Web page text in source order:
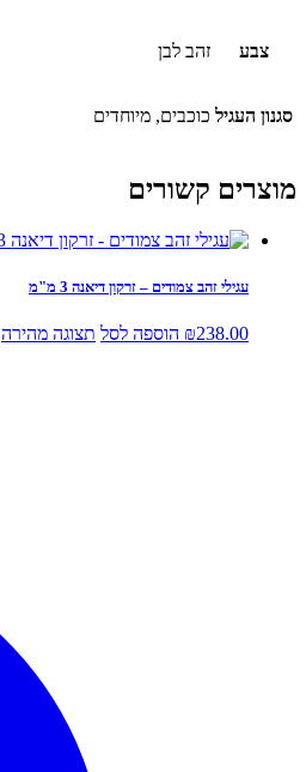
צבע זהב לבן
סגנון העגיל כוכבים, מיוחדים
מוצרים קשורים
עגילי זהב צמודים – זרקון דיאנה 3 מ"מ
₪238.00 הוספה לסל תצוגה מהירה